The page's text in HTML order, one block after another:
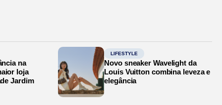
na
loja
Jardim
LIFESTYLE
Novo sneaker Wavelight da
Louis Vuitton combina leveza e
elegância